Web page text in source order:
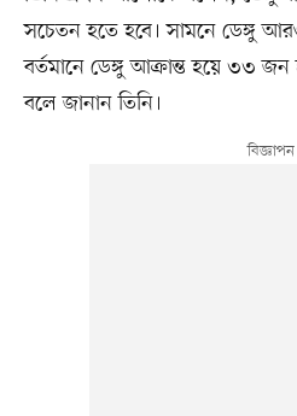
সচেতন হতে হবে। সামনে ডেঙ্গু
বর্তমানে ডেঙ্গু আক্রান্ত হয়ে ৩৩ জন
বলে জানান তিনি।